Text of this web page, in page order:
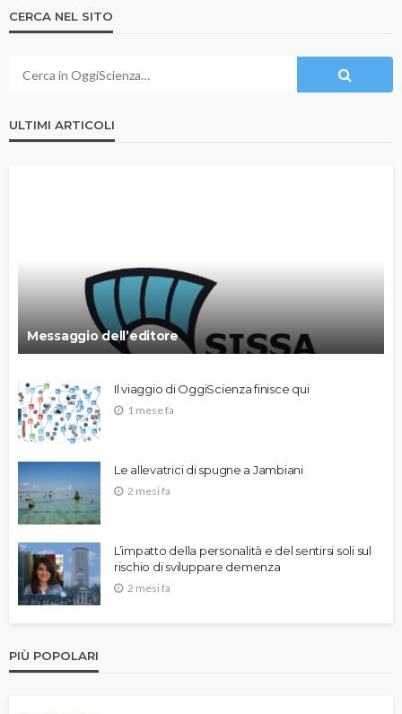
CERCA NEL SITO
ULTIMI ARTICOLI
Messaggio dell’editore
Il viaggio di OggiScienza finisce qui
1 mese fa
Le allevatrici di spugne a Jambiani
2 mesi fa
L’impatto della personalità e del sentirsi soli sul
rischio di sviluppare demenza
2 mesi fa
PIÙ POPOLARI